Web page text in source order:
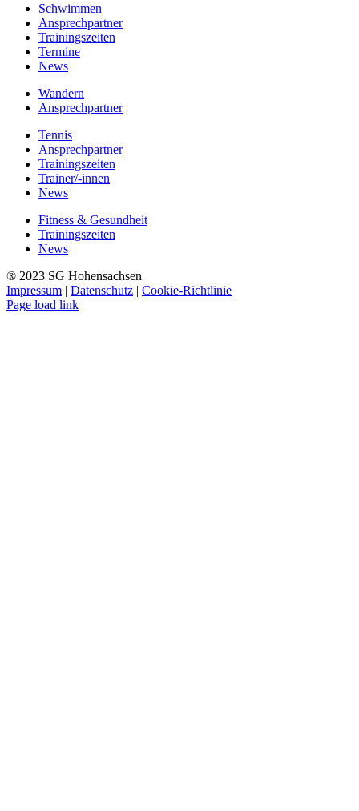
Schwimmen
Ansprechpartner
Trainingszeiten
Termine
News
Wandern
Ansprechpartner
Tennis
Ansprechpartner
Trainingszeiten
Trainer/-innen
News
Fitness & Gesundheit
Trainingszeiten
News
® 2023 SG Hohensachsen
Impressum | Datenschutz | Cookie-Richtlinie
Page load link